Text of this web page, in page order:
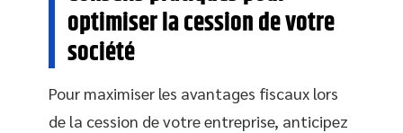
optimiser la cession de votre
société
Pour maximiser les avantages fiscaux lors
de la cession de votre entreprise, anticipez